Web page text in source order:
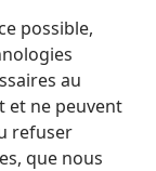
possible,
au
et ne peuvent
refuser
que nous
passer